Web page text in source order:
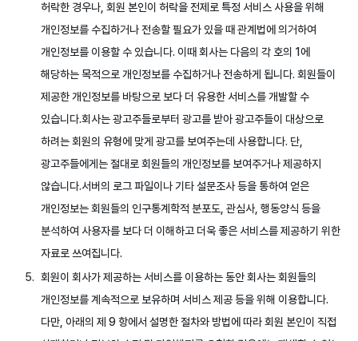
허락한 경우나, 회원 본인이 허락을 전제로 특정 서비스 사용을 위해
개인정보를 수집하거나 전송할 필요가 있을 때 관계법에 의거하여
개인정보를 이용할 수 있습니다. 이때 회사는 다음의 각 호의 1에
해당하는 목적으로 개인정보를 수집하거나 전송하게 됩니다. 회원들이
제공한 개인정보를 바탕으로 보다 더 유용한 서비스를 개발할 수
있습니다.회사는 광고주들로부터 광고를 받아 광고주들이 대상으로
하려는 회원의 유형에 맞게 광고를 보여주는데 사용합니다. 단,
광고주들에게는 절대로 회원들의 개인정보를 보여주거나 제공하지
않습니다.서버의 로그 파일이나 기타 설문조사 등을 통하여 얻은
개인정보는 회원들의 인구통계학적 분포도, 관심사, 행동양식 등을
분석하여 사용자를 보다 더 이해하고 더욱 좋은 서비스를 제공하기 위한
자료로 쓰여집니다.
회원이 회사가 제공하는 서비스를 이용하는 동안 회사는 회원들의
개인정보를 계속적으로 보유하며 서비스 제공 등을 위해 이용합니다.
다만, 아래의 제 9 항에서 설명한 절차와 방법에 따라 회원 본인이 직접